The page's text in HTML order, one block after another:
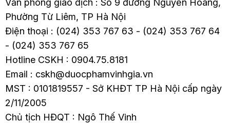
Văn phòng giao dịch : Số 9 đường Nguyễn Hoàng,
Phường Từ Liêm, TP Hà Nội
Điện thoại : (024) 353 767 63 - (024) 353 767 64
- (024) 353 767 65
Hotline CSKH : 0904.75.8181
Email : cskh@duocphamvinhgia.vn
MST : 0101819557 - Sở KHĐT TP Hà Nội cấp ngày
2/11/2005
Chủ tịch HĐQT : Ngô Thế Vinh